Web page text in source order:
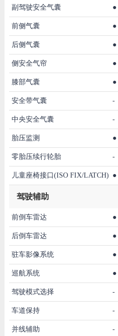
副驾驶安全气囊 ●
前侧气囊 ●
后侧气囊 ●
侧安全气帘 ●
膝部气囊 ●
安全带气囊 -
中央安全气囊 -
胎压监测 ●
零胎压续行轮胎 -
儿童座椅接口(ISO FIX/LATCH) ●
驾驶辅助
前倒车雷达 ●
后倒车雷达 ●
驻车影像系统 ●
巡航系统 ●
驾驶模式选择 -
车道保持 -
并线辅助 -